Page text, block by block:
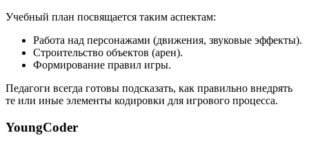
Учебный план посвящается таким аспектам:
Работа над персонажами (движения, звуковые эффекты).
Строительство объектов (арен).
Формирование правил игры.
Педагоги всегда готовы подсказать, как правильно внедрять
те или иные элементы кодировки для игрового процесса.
YoungCoder